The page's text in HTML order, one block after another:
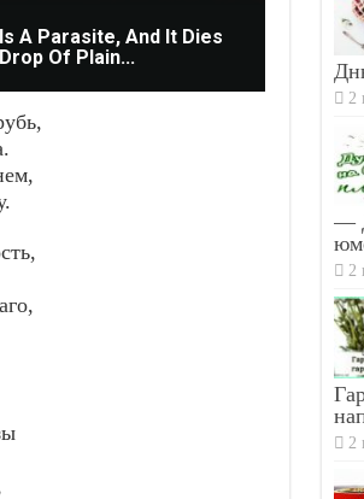
A Parasite, And It Dies
Of Plain...
2
—
2
2